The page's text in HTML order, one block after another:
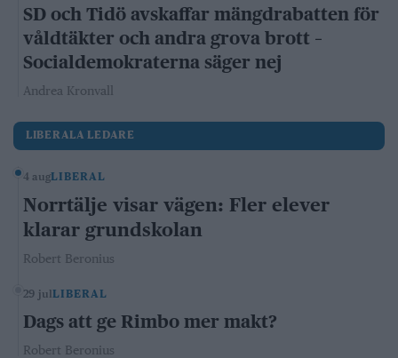
SD och Tidö avskaffar mängdrabatten för
våldtäkter och andra grova brott –
Socialdemokraterna säger nej
Andrea Kronvall
LIBERALA LEDARE
4 augLIBERAL
Norrtälje visar vägen: Fler elever
klarar grundskolan
Robert Beronius
29 julLIBERAL
Dags att ge Rimbo mer makt?
Robert Beronius